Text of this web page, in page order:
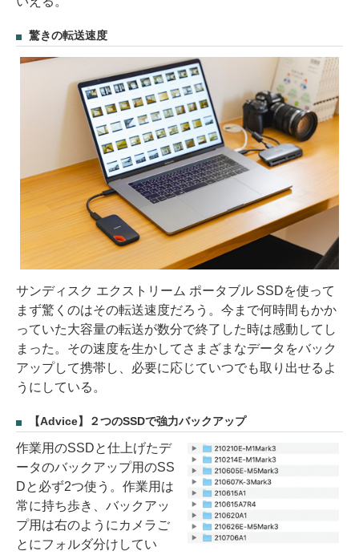
驚きの転送速度
サンディスク エクストリーム ポータブル SSDを使って
まず驚くのはその転送速度だろう。今まで何時間もかか
っていた大容量の転送が数分で終了した時は感動してし
まった。その速度を生かしてさまざまなデータをバック
アップして携帯し、必要に応じていつでも取り出せるよ
うにしている。
【Advice】２つのSSDで強力バックアップ
作業用のSSDと仕上げたデ
ータのバックアップ用のSS
Dと必ず2つ使う。作業用は
常に持ち歩き、バックアッ
プ用は右のようにカメラご
とにフォルダ分けしてい